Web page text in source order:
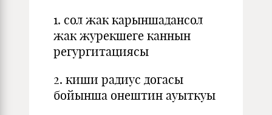
1. сол жак карыншадансол
жак журекшеге каннын
регургитациясы
2. киши радиус догасы
бойынша онештин ауыткуы